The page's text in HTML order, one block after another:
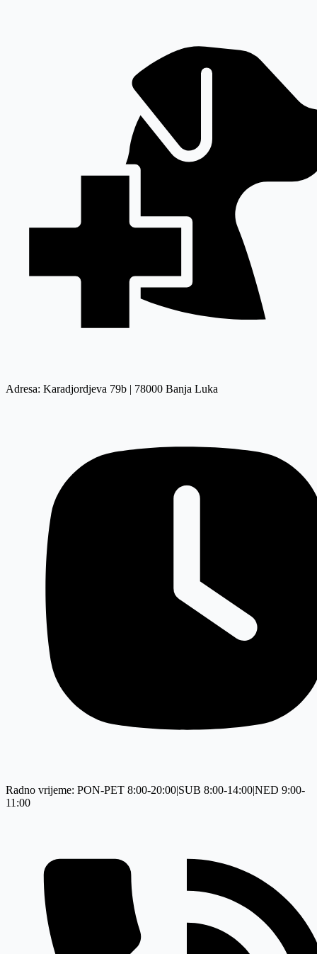
Adresa: Karadjordjeva 79b | 78000 Banja Luka
Radno vrijeme: PON-PET 8:00-20:00|SUB 8:00-14:00|NED 9:00-
11:00